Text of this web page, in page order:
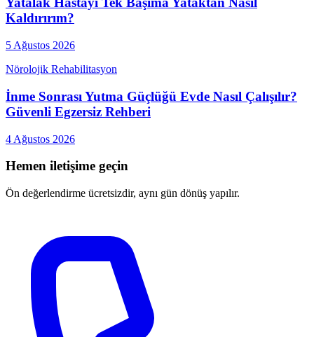
Kaldırırım?
5 Ağustos 2026
Nörolojik Rehabilitasyon
İnme Sonrası Yutma Güçlüğü Evde Nasıl Çalışılır?
Güvenli Egzersiz Rehberi
4 Ağustos 2026
Hemen iletişime geçin
Ön değerlendirme ücretsizdir, aynı gün dönüş yapılır.